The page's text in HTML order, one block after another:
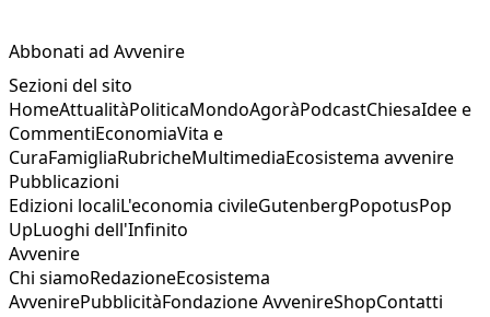
Abbonati ad Avvenire
Sezioni del sito
HomeAttualitàPoliticaMondoAgoràPodcastChiesaIdee e
CommentiEconomiaVita e
CuraFamigliaRubricheMultimediaEcosistema avvenire
Pubblicazioni
Edizioni localiL'economia civileGutenbergPopotusPop
UpLuoghi dell'Infinito
Avvenire
Chi siamoRedazioneEcosistema
AvvenirePubblicitàFondazione AvvenireShopContatti